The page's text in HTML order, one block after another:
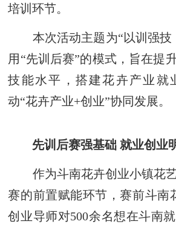
培训环节。
本次活动主题为“以训强技
用“先训后赛”的模式，旨在提
技能水平，搭建花卉产业就
动“花卉产业+创业”协同发展。
先训后赛强基础 就业创业
作为斗南花卉创业小镇花艺
赛的前置赋能环节，赛前斗南
创业导师对500余名想在斗南